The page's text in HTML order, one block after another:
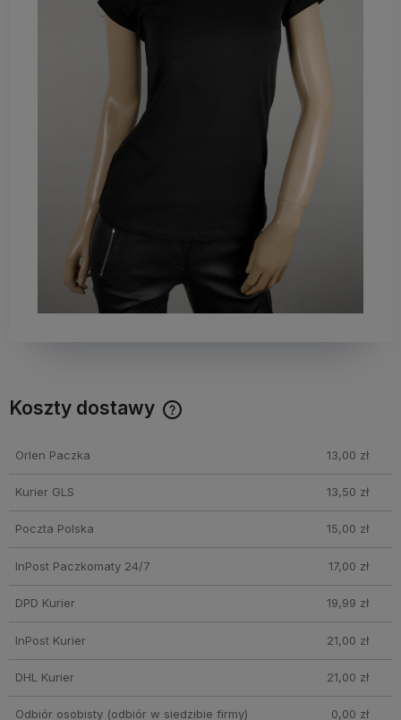
Koszty dostawy
Orlen Paczka 13,00 zł
Kurier GLS 13,50 zł
Poczta Polska 15,00 zł
InPost Paczkomaty 24/7 17,00 zł
DPD Kurier 19,99 zł
InPost Kurier 21,00 zł
DHL Kurier 21,00 zł
Odbiór osobisty(odbiór w siedzibie firmy) 0,00 zł